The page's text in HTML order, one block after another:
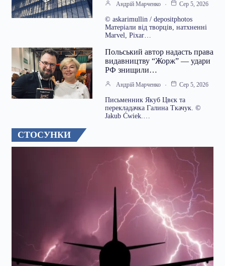
Андрій Марченко Сер 5, 2026
© askarimullin / depositphotos
Матеріали від творців, натхненні
Marvel, Pixar…
Польський автор надасть права
видавництву “Жорж” — удари
РФ знищили…
Андрій Марченко Сер 5, 2026
Письменник Якуб Цвєк та
перекладачка Галина Ткачук. ©
Jakub Ćwiek.…
СТОСУНКИ